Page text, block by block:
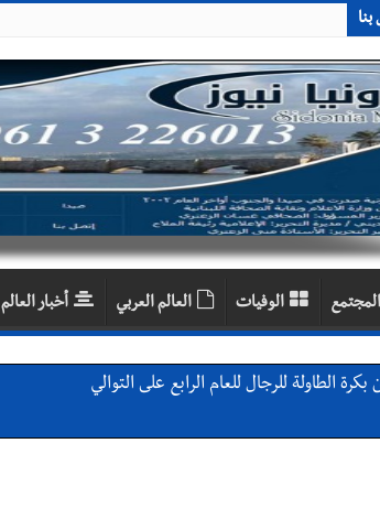
الوفيات العالم العربي أخبار العالم
الطاولة للرجال للعام الرابع على التوالي